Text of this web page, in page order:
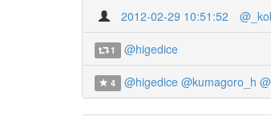
2012-02-29 10:51:52
1 @higedice
4 @higedice @kumagoro_h